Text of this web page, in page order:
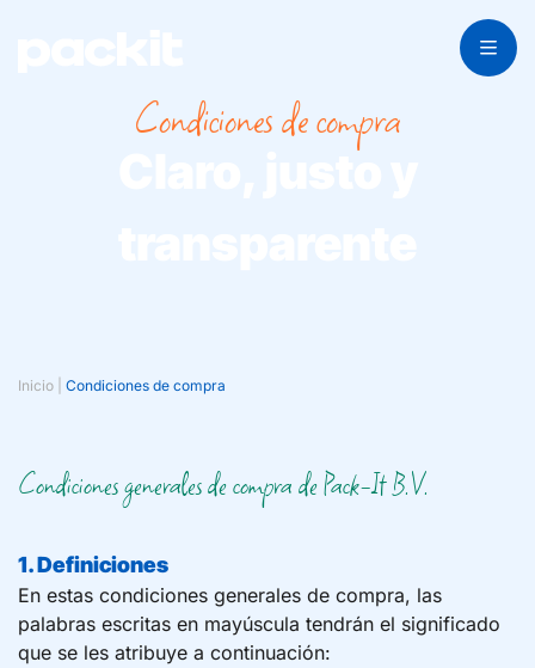
Condiciones de compra
Inicio Condiciones de compra
Condiciones generales de compra de Pack-It B.V.
1. Definiciones
En estas condiciones generales de compra, las
palabras escritas en mayúscula tendrán el significado
que se les atribuye a continuación: